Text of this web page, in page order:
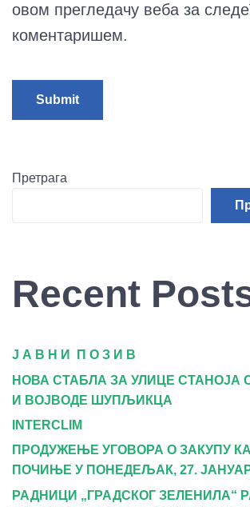
овом прегледачу веба за
коментаришем.
Претрага
Recent
Ј А В Н И П О З И В
НОВА СТАБЛА ЗА УЛИЦЕ СТАНОЈА
И ВОЈВОДЕ ШУПЉИКЦА
INTERCLIM
ПРОДУЖЕЊЕ УГОВОРА О ЗАКУПУ
ПОЧИЊЕ У ПОНЕДЕЉАК, 27.
РАДНИЦИ „ГРАДСКОГ ЗЕЛЕНИЛА“